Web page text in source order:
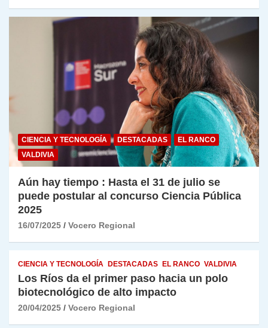
CIENCIA Y TECNOLOGÍA DESTACADAS
EL RANCO
VALDIVIA
Aún hay tiempo : Hasta el 31 de julio se
puede postular al concurso Ciencia Pública
2025
16/07/2025 Vocero Regional
CIENCIA Y TECNOLOGÍA DESTACADAS EL RANCO VALDIVIA
Los Ríos da el primer paso hacia un polo
biotecnológico de alto impacto
20/04/2025 Vocero Regional